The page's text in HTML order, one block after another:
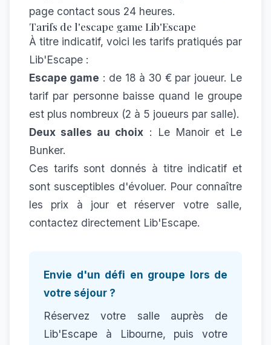
page contact sous 24 heures.
Tarifs de l'escape game Lib'Escape
À titre indicatif, voici les tarifs pratiqués par
Lib'Escape :
Escape game : de 18 à 30 € par joueur. Le
tarif par personne baisse quand le groupe
est plus nombreux (2 à 5 joueurs par salle).
Deux salles au choix : Le Manoir et Le
Bunker.
Ces tarifs sont donnés à titre indicatif et
sont susceptibles d'évoluer. Pour connaître
les prix à jour et réserver votre salle,
contactez directement Lib'Escape.
Envie d'un défi en groupe lors de
votre séjour ?
Réservez votre salle auprès de
Lib'Escape à Libourne, puis votre